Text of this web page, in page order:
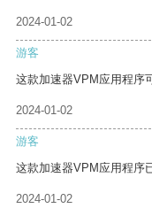
2024-01-02
游客
这款加速器VPM应用程序
2024-01-02
游客
这款加速器VPM应用程序
2024-01-02